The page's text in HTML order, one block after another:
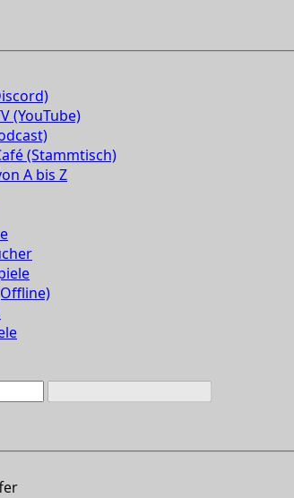
(YouTube)
(Stammtisch)
A bis Z